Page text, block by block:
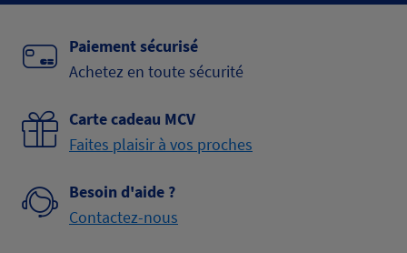
Paiement sécurisé
Achetez en toute sécurité
Carte cadeau MCV
Faites plaisir à vos proches
Besoin d'aide ?
Contactez-nous